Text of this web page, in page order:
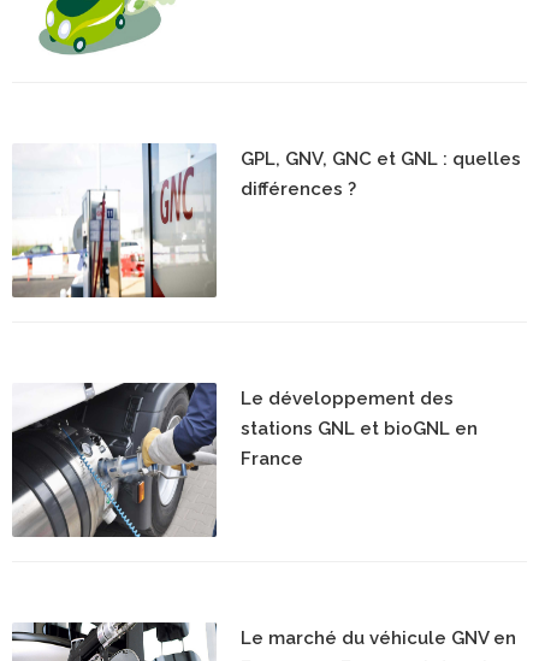
GPL, GNV, GNC et GNL : quelles
différences ?
Le développement des
stations GNL et bioGNL en
France
Le marché du véhicule GNV en